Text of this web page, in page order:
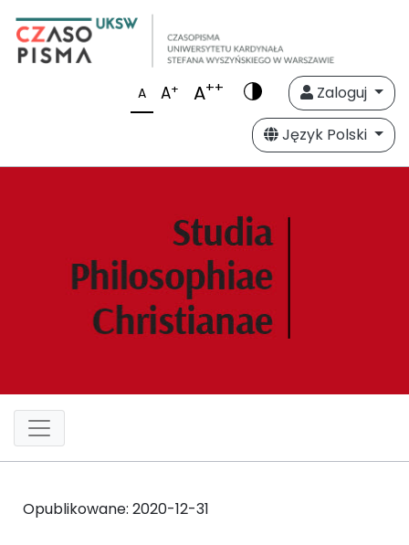
A A+ A++
Zaloguj
Język Polski
Opublikowane: 2020-12-31